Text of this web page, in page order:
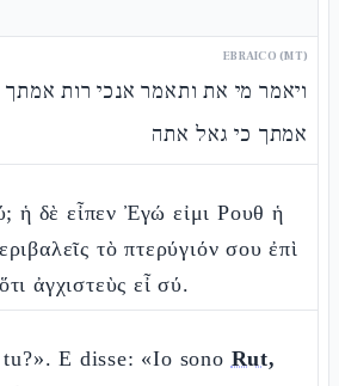
EBRAICO (MT)
ויאמר מי את ותאמר אנכי רות
אמתך כי גאל אתה
ἡ δὲ εἶπεν Ἐγώ εἰμι Ρουθ ἡ
τὸ πτερύγιόν σου ἐπὶ
ἀγχιστεὺς εἶ σύ.
E disse: «Io sono Rut,